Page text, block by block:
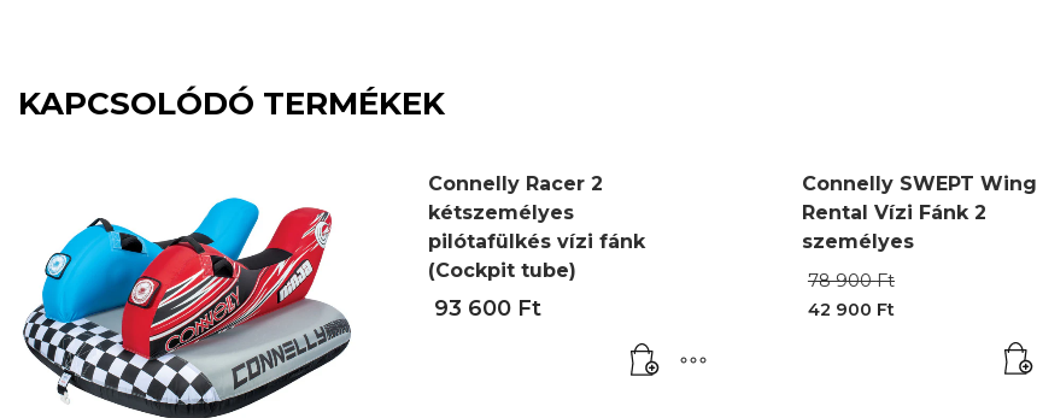
KAPCSOLÓDÓ TERMÉKEK
Connelly Racer 2
kétszemélyes
pilótafülkés vízi fánk
(Cockpit tube)
93 600 Ft
Connelly SWEPT Wing
Rental Vízi Fánk 2
személyes
78 900Ft
42 900 Ft